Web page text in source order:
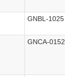
GNBL-1025
GNCA-0152